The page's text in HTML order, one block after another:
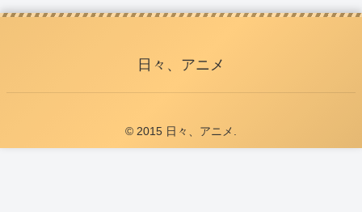
日々、アニメ
© 2015 日々、アニメ.